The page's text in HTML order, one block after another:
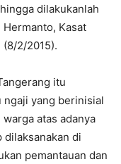
dilakukanlah
Hermanto, Kasat
2/2015).
itu
ngaji yang berinisial
atas adanya
dilaksanakan di
pemantauan dan